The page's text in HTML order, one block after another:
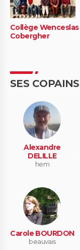
Collège Wenceslas
Cobergher
SES COPAINS
Alexandre
DELILLE
hem
Carole BOURDON
beauvais